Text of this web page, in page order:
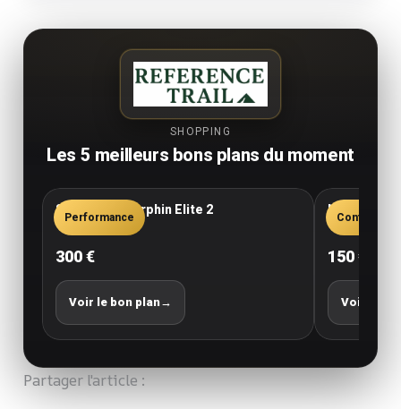
SHOPPING
Les 5 meilleurs bons plans du moment
Performance
Saucony Endorphin Elite 2
300 €
Voir le bon plan→
Confort
New
150 €
Voir le
Partager l'article :